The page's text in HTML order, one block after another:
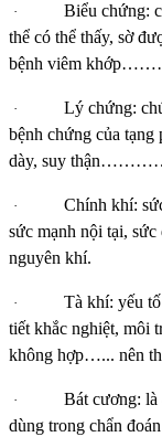
·
Biểu chứng:
thể có thể thấy, sờ
bệnh viêm
·
Lý chứng:
bệnh chứng của
dày, suy
·
Chính khí:
sức mạnh nội tại,
nguyên khí.
·
Tà khí: yếu
tiết khắc nghiệt, môi
không hợp…... nên
·
Bát cương:
dùng trong chẩn